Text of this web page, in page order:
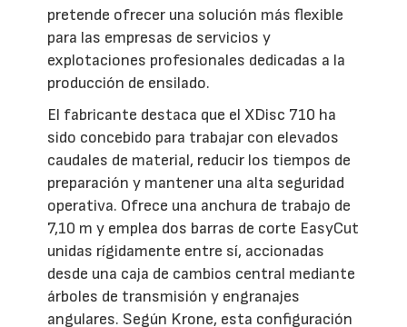
pretende ofrecer una solución más flexible
para las empresas de servicios y
explotaciones profesionales dedicadas a la
producción de ensilado.
El fabricante destaca que el XDisc 710 ha
sido concebido para trabajar con elevados
caudales de material, reducir los tiempos de
preparación y mantener una alta seguridad
operativa. Ofrece una anchura de trabajo de
7,10 m y emplea dos barras de corte EasyCut
unidas rígidamente entre sí, accionadas
desde una caja de cambios central mediante
árboles de transmisión y engranajes
angulares. Según Krone, esta configuración